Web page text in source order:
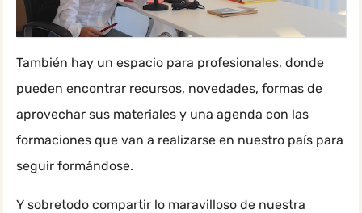
También hay un espacio para profesionales, donde
pueden encontrar recursos, novedades, formas de
aprovechar sus materiales y una agenda con las
formaciones que van a realizarse en nuestro país para
seguir formándose.
Y sobretodo compartir lo maravilloso de nuestra